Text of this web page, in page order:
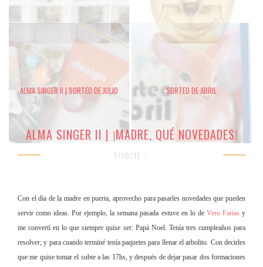
ALMA SINGER II | SORTEO DE JULIO SORTEO DE ABRIL
ALMA SINGER II | ¡MADRE, QUÉ NOVEDADES!
7/10/11 -
Con el día de la madre en puerta, aprovecho para pasarles novedades que pueden
servir como ideas. Por ejemplo, la semana pasada estuve en lo de Vero Faríasy
me convertí en lo que siempre quise ser: Papá Noel. Tenía tres cumpleaños para
resolver; y para cuando terminé tenía paquetes para llenar el arbolito. Con decirles
que me quise tomar el subte a las 17hs, y después de dejar pasar dos formaciones